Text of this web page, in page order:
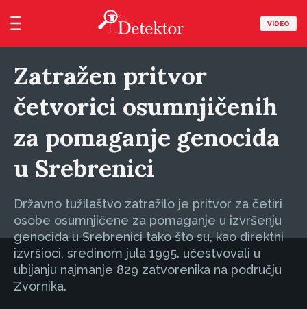
VIDEO
Zatražen pritvor
četvorici osumnjičenih
za pomaganje genocida
u Srebrenici
Državno tužilaštvo zatražilo je pritvor za četiri
osobe osumnjičene za pomaganje u izvršenju
genocida u Srebrenici tako što su, kao direktni
izvršioci, sredinom jula 1995. učestvovali u
ubijanju najmanje 829 zatvorenika na području
Zvornika.